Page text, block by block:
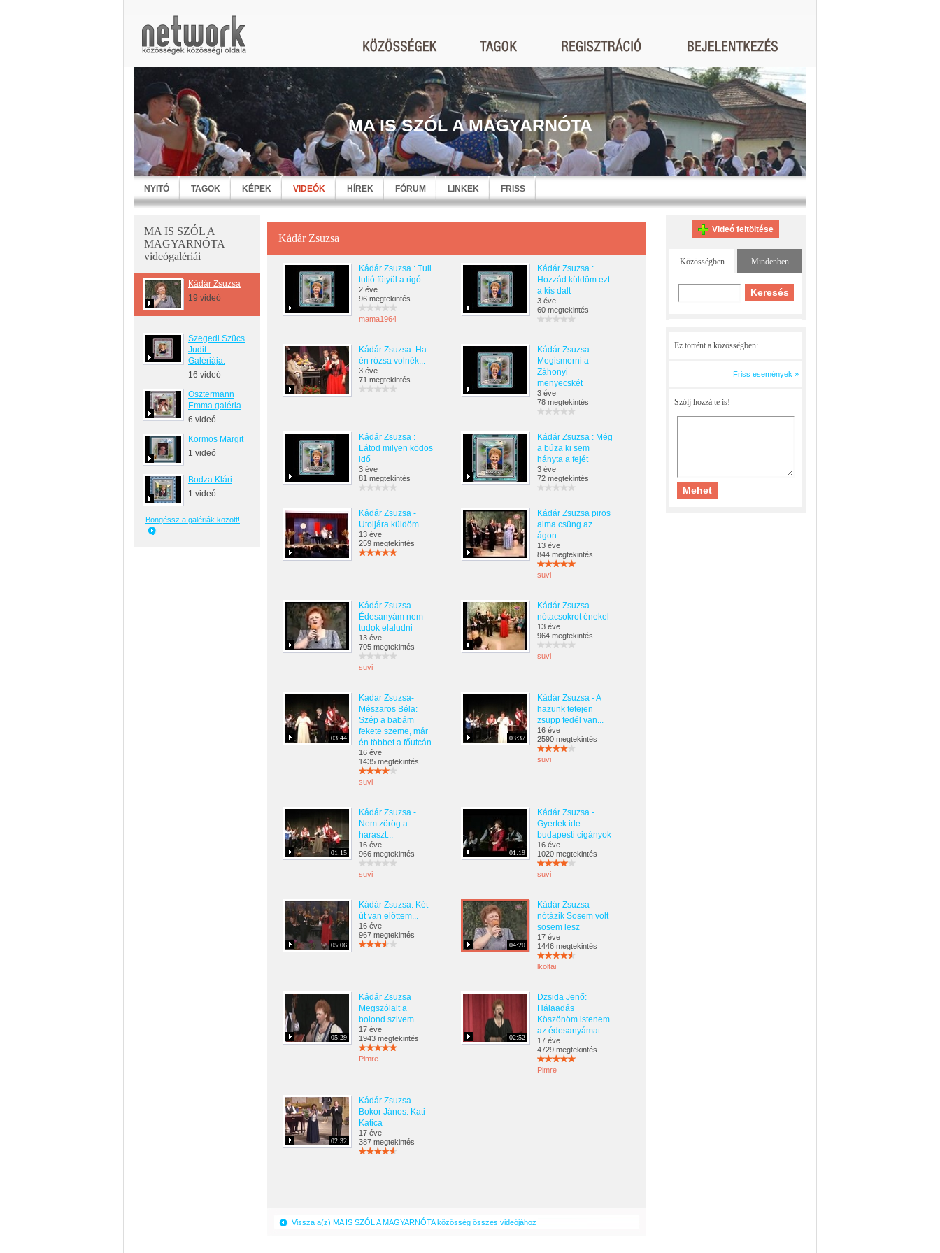
MA IS SZÓL A MAGYARNÓTA
NYITÓ TAGOK KÉPEK VIDEÓK HÍREK FÓRUM LINKEK FRISS
MA IS SZÓL A
MAGYARNÓTA
videógalériái
Kádár Zsuzsa
19 videó
Szegedi Szücs
Judit -
Galériája.
16 videó
Osztermann
Emma galéria
6 videó
Kormos Margit
1 videó
Bodza Klári
1 videó
Böngéssz a galériák között!
Kádár Zsuzsa
Kádár Zsuzsa : Tuli
tulió fütyül a rigó
2 éve
96 megtekintés
mama1964
Kádár Zsuzsa :
Hozzád küldöm ezt
a kis dalt
3 éve
60 megtekintés
Kádár Zsuzsa: Ha
én rózsa volnék...
3 éve
71 megtekintés
Kádár Zsuzsa :
Megismerni a
Záhonyi
menyecskét
3 éve
78 megtekintés
Kádár Zsuzsa :
Látod milyen ködös
idő
3 éve
81 megtekintés
Kádár Zsuzsa : Még
a búza ki sem
hányta a fejét
3 éve
72 megtekintés
Kádár Zsuzsa -
Utoljára küldöm ...
13 éve
259 megtekintés
Kádár Zsuzsa piros
alma csüng az
ágon
13 éve
844 megtekintés
suvi
Kádár Zsuzsa
Édesanyám nem
tudok elaludni
13 éve
705 megtekintés
suvi
Kádár Zsuzsa
nótacsokrot énekel
13 éve
964 megtekintés
suvi
03:44
Kadar Zsuzsa-
Mészaros Béla:
Szép a babám
fekete szeme, már
én többet a főutcán
16 éve
1435 megtekintés
suvi
03:37
Kádár Zsuzsa - A
hazunk tetejen
zsupp fedél van...
16 éve
2590 megtekintés
suvi
01:15
Kádár Zsuzsa -
Nem zörög a
haraszt...
16 éve
966 megtekintés
suvi
01:19
Kádár Zsuzsa -
Gyertek ide
budapesti cigányok
16 éve
1020 megtekintés
suvi
05:06
Kádár Zsuzsa: Két
út van előttem...
16 éve
967 megtekintés
04:20
Kádár Zsuzsa
nótázik Sosem volt
sosem lesz
17 éve
1446 megtekintés
lkoltai
05:29
Kádár Zsuzsa
Megszólalt a
bolond szivem
17 éve
1943 megtekintés
Pimre
02:52
Dzsida Jenő:
Hálaadás
Köszönöm istenem
az édesanyámat
17 éve
4729 megtekintés
Pimre
02:32
Kádár Zsuzsa-
Bokor János: Kati
Katica
17 éve
387 megtekintés
Vissza a(z) MA IS SZÓL A MAGYARNÓTA közösség összes videójához
Videó feltöltése
Közösségben Mindenben
Ez történt a közösségben:
Friss események »
Szólj hozzá te is!